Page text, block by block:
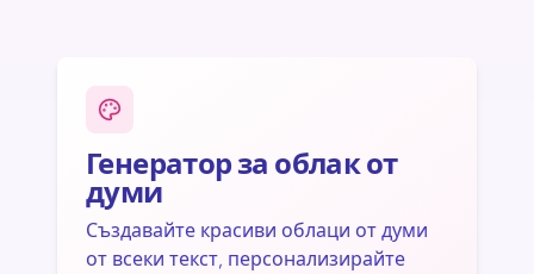
Генератор за облак от
думи
Създавайте красиви облаци от думи
от всеки текст, персонализирайте